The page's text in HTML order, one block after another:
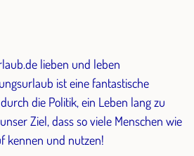
lieben und leben
ist eine fantastische
die Politik, ein Leben lang zu
Ziel, dass so viele Menschen wie
kennen und nutzen!